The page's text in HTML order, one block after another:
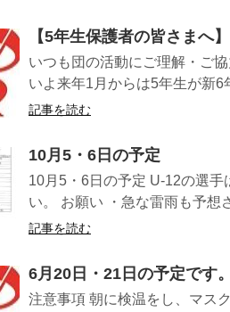
【5年生保護者の皆さまへ】
いつも団の活動にご理解・ご
いよ来年1月からは5年生が新
記事を読む
10月5・6日の予定
10月5・6日の予定 U-12の選
い。 お願い ・急な雷雨も予想
記事を読む
6月20日・21日の予定です。
注意事項 朝に検温をし、マス